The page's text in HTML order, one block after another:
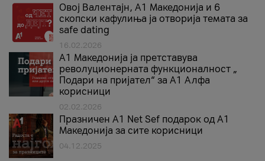
Овој Валентајн, A1 Македонија и 6
скопски кафулиња ја отворија темата за
safe dating
16.02.2026
А1 Македонија ја претставува
револуционерната функционалност „
Подари на пријател“ за А1 Алфа
корисници
02.02.2026
Празничен A1 Net Sеf подарок од А1
Македонија за сите корисници
04.12.2025